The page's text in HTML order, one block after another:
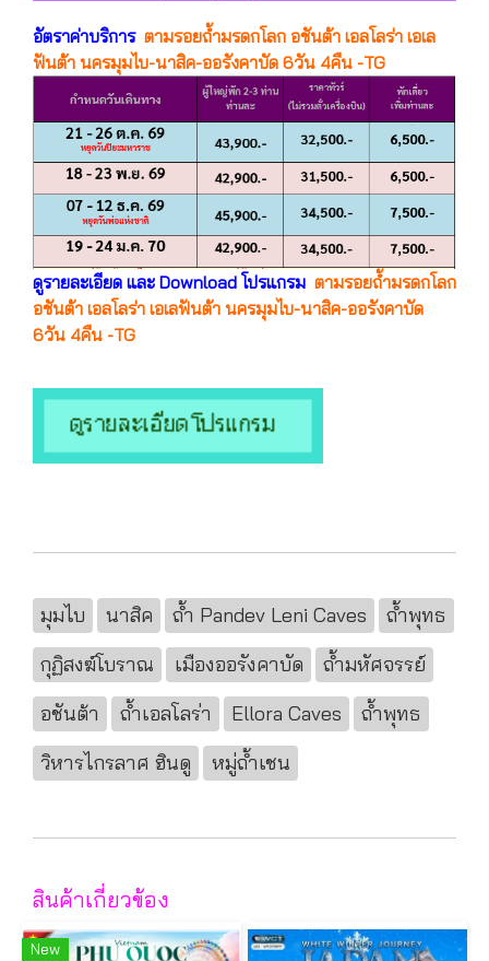
อัตราค่าบริการ ตามรอยถ้ำมรดกโลก อชันต้า เอลโลร่า เอเล
ฟันต้า นครมุมไบ-นาสิค-ออรังคาบัด 6วัน 4คืน -TG
ดูรายละเอียด และ Download โปรแกรม ตามรอยถ้ำมรดกโลก
อชันต้า เอลโลร่า เอเลฟันต้า นครมุมไบ-นาสิค-ออรังคาบัด
6วัน 4คืน -TG
มุมไบ นาสิค ถ้ำ Pandev Leni Caves
ถ้ำพุทธ
กุฏิสงฆ์โบราณ
เมืองออรังคาบัด
ถ้ำมหัศจรรย์
อชันต้า
ถ้ำเอลโลร่า Ellora Caves
ถ้ำพุทธ
วิหารไกรลาศ ฮินดู
หมู่ถ้ำเชน
สินค้าเกี่ยวข้อง
New